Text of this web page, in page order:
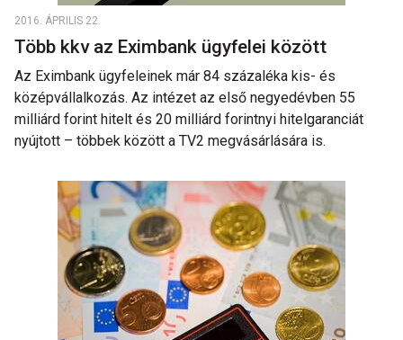
2016. ÁPRILIS 22.
Több kkv az Eximbank ügyfelei között
Az Eximbank ügyfeleinek már 84 százaléka kis- és
középvállalkozás. Az intézet az első negyedévben 55
milliárd forint hitelt és 20 milliárd forintnyi hitelgaranciát
nyújtott – többek között a TV2 megvásárlására is.